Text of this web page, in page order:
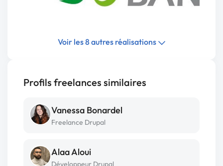
Voir les 8 autres réalisations
Profils freelances similaires
Vanessa Bonardel
Freelance Drupal
Alaa Aloui
Développeur Drupal